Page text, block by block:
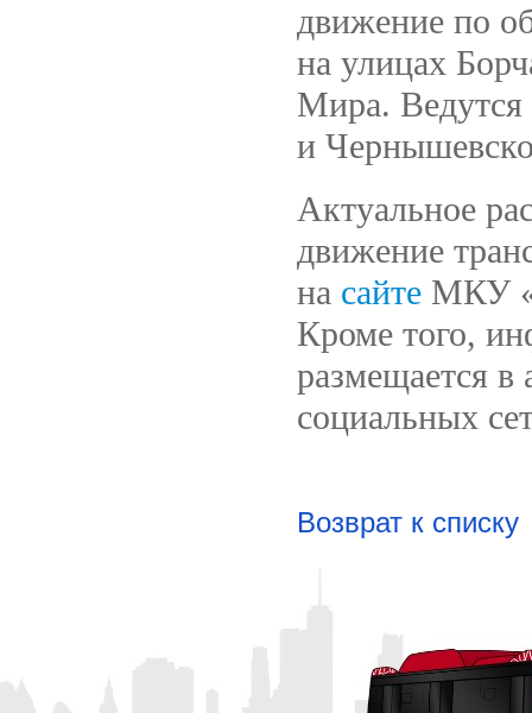
движение по
на улицах
Мира. Ведутся
и
Актуальное
движение
на сайте МКУ
Кроме того,
размещается в
социальных
Возврат к списку